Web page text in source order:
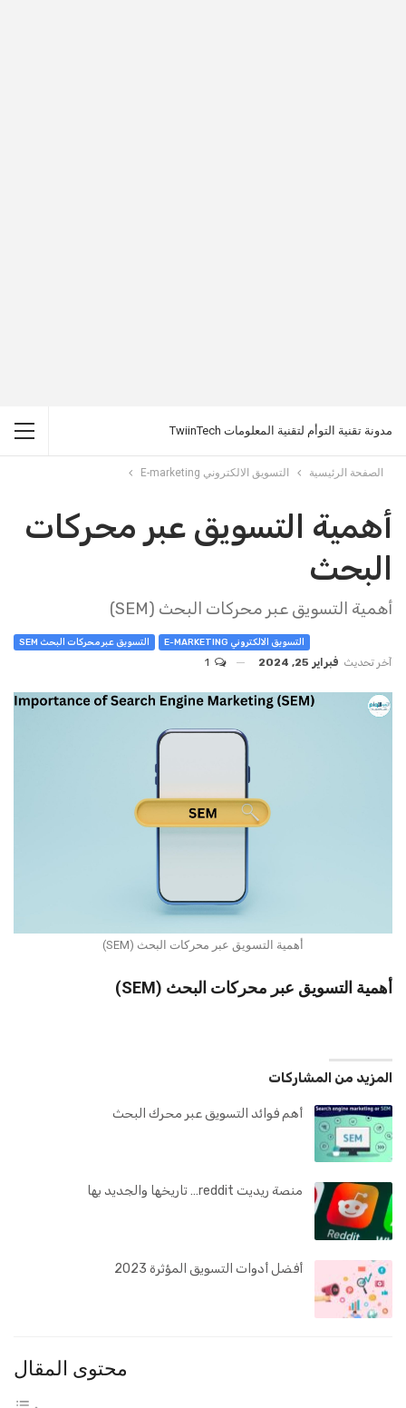
مدونة تقنية التوأم لتقنية المعلومات TwiinTech
الصفحة الرئيسية التسويق الالكتروني E-marketing
أهمية التسويق عبر محركات
البحث
أهمية التسويق عبر محركات البحث (SEM)
التسويق الالكتروني E-MARKETING التسويق عبر محركات البحث SEM
آخر تحديث فبراير 25, 2024
أهمية التسويق عبر محركات البحث (SEM)
أهمية التسويق عبر محركات البحث (SEM)
المزيد من المشاركات
أهم فوائد التسويق عبر محرك البحث
منصة ريديت reddit… تاريخها والجديد بها
أفضل أدوات التسويق المؤثرة 2023
محتوى المقال